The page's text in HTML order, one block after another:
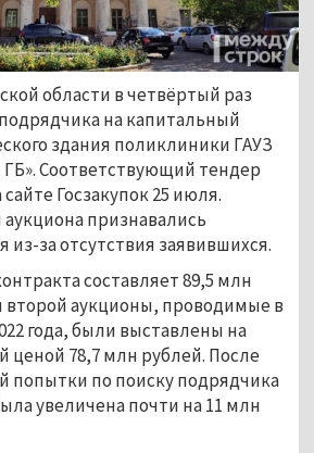
области в четвёртый раз
на капитальный
здания поликлиники ГАУЗ
Соответствующий тендер
Госзакупок 25 июля.
признавались
за отсутствия заявившихся.
составляет 89,5 млн
второй аукционы, проводимые в
года, были выставлены на
ценой 78,7 млн рублей. После
попытки по поиску подрядчика
увеличена почти на 11 млн